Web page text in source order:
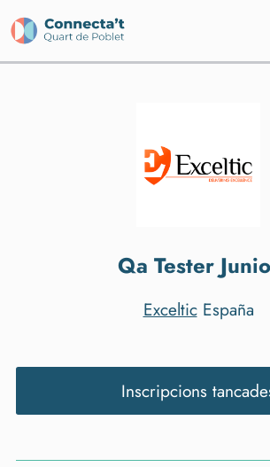
Qa Tester
Exceltic España
Inscripcions